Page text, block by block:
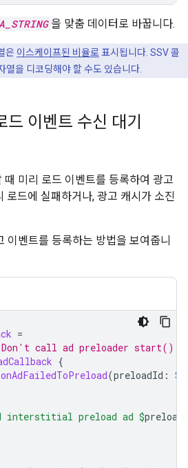
을 맞춤 데이터로 바꿉니다.
은 이스케이프된 비율로 표시됩니다. SSV 콜
열을 디코딩해야 할 수도 있습니다.
이벤트 수신 대기
미리 로드 이벤트를 등록하여 광고
로드에 실패하거나, 광고 캐시가 소진
이벤트를 등록하는 방법을 보여줍니
=
call ad preloader start()
{
onAdFailedToPreload(preloadId :
interstitial preload ad $